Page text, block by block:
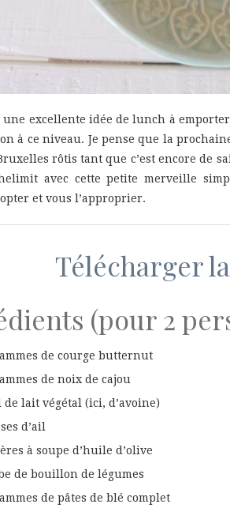
une excellente idée de lunch à
à ce niveau. Je pense que la
rôtis tant que c’est encore de
avec cette petite merveille
et vous l’approprier.
Télécharger
(pour 2
de courge butternut
de noix de cajou
de lait végétal (ici, d’avoine)
d’ail
à soupe d’huile d’olive
de bouillon de légumes
de pâtes de blé complet